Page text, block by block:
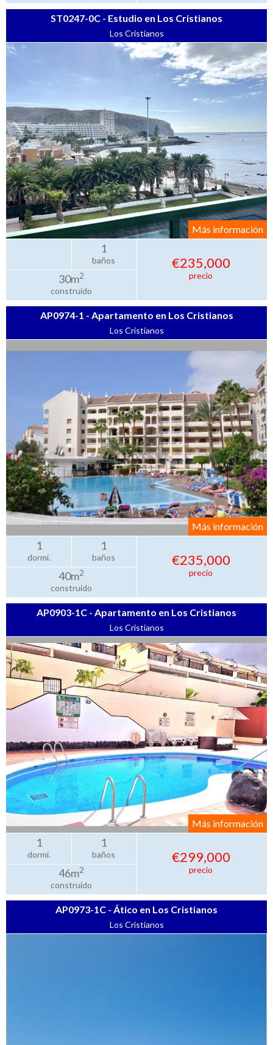
ST0247-0C - Estudio en Los Cristianos
Los Cristianos
Más información
1
baños
30m2
construido
€235,000
precio
AP0974-1 - Apartamento en Los Cristianos
Los Cristianos
Más información
1
dormi.
1
baños
40m2
construido
€235,000
precio
AP0903-1C - Apartamento en Los Cristianos
Los Cristianos
Más información
1
dormi.
1
baños
46m2
construido
€299,000
precio
AP0973-1C - Ático en Los Cristianos
Los Cristianos